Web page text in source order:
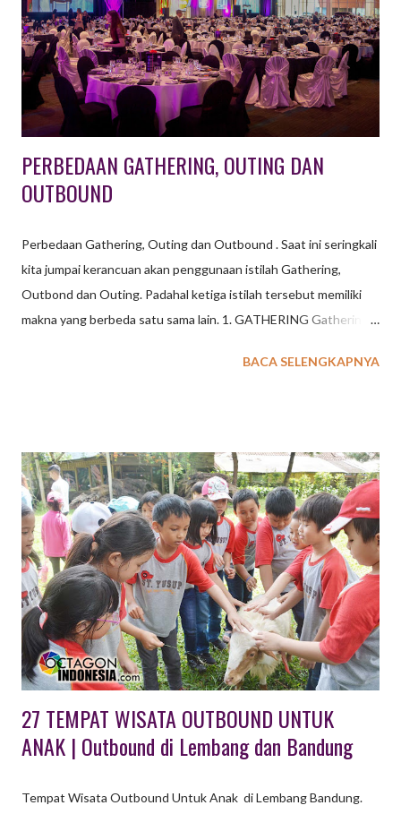
PERBEDAAN GATHERING, OUTING DAN
OUTBOUND
Perbedaan Gathering, Outing dan Outbound . Saat ini seringkali
kita jumpai kerancuan akan penggunaan istilah Gathering,
Outbond dan Outing. Padahal ketiga istilah tersebut memiliki
makna yang berbeda satu sama lain. 1. GATHERING Gathering
sekolah ataupun perusahaan yang diadakan pada waktu
Kegiatan ini secara fisik, pikiran, dan emosional tidak terlalu
berat. Lebih dominan kepada unsur hiburan. Seperti misalnya
bersama-sama berkunjung ke wahana wisata tertentu, makan
bersama ditambah dengan hiburan musik, artis, ataupun
permainan yang menyenangkan, dan lain sebagainya. Aktivitas
yang dilakukan lebih tertuju pada aspek menyenangkan
sehingga tidak membutuhkan persiapan khusus. Dilingkup
perusahaan, gathering biasanya dibedakan lagi menjadi
Employee Gatheri...
BACA SELENGKAPNYA
27 TEMPAT WISATA OUTBOUND UNTUK
ANAK | Outbound di Lembang dan Bandung
Tempat Wisata Outbound Untuk Anak di Lembang Bandung.